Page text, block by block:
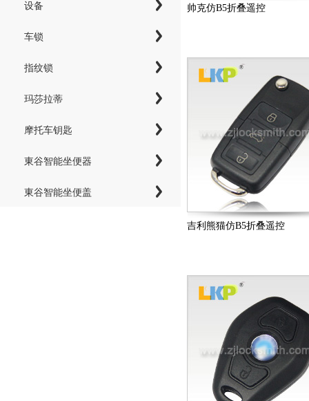
设备
车锁
指纹锁
玛莎拉蒂
摩托车钥匙
東谷智能坐便器
東谷智能坐便盖
帅克仿B5折叠遥控
吉利熊猫仿B5折叠遥控